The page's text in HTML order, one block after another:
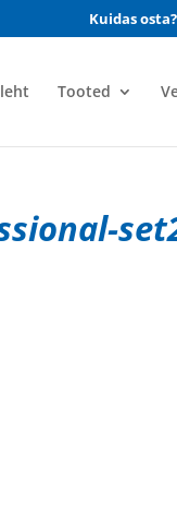
Kuidas osta?
Tooted